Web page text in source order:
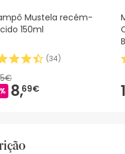
Mustela recém-
150ml
(34)
8,69€